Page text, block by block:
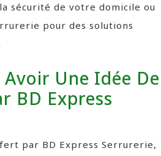
sécurité de votre domicile ou
pour des solutions
Une Idée De
BD Express
par BD Express Serrurerie,